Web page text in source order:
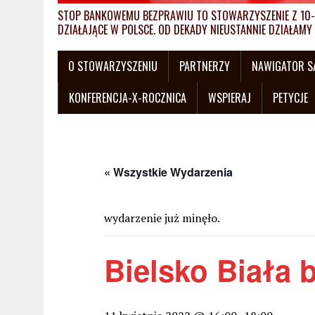
STOP BANKOWEMU BEZPRAWIU TO STOWARZYSZENIE Z
DZIAŁAJĄCE W POLSCE. OD DEKADY NIEUSTANNIE
O STOWARZYSZENIU PARTNERZY
NAWIGATOR
KONFERENCJA-X-ROCZNICA
WSPIERAJ PETYCJE
« Wszystkie Wydarzenia
wydarzenie już minęło.
Bielsko Biała